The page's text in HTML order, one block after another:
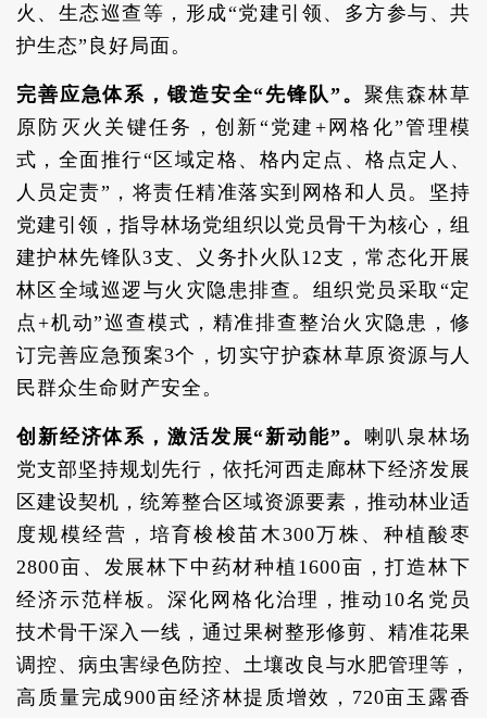
火、生态巡查等，形成“党建引领、多方参与、共
护生态”良好局面。
完善应急体系，锻造安全“先锋队”。 聚焦森林草
原防灭火关键任务，创新“党建+网格化”管理模
式，全面推行“区域定格、格内定点、格点定人、
人员定责”，将责任精准落实到网格和人员。坚持
党建引领，指导林场党组织以党员骨干为核心，组
建护林先锋队3支、义务扑火队12支，常态化开展
林区全域巡逻与火灾隐患排查。组织党员采取“定
点+机动”巡查模式，精准排查整治火灾隐患，修
订完善应急预案3个，切实守护森林草原资源与人
民群众生命财产安全。
创新经济体系，激活发展“新动能”。 喇叭泉林场
党支部坚持规划先行，依托河西走廊林下经济发展
区建设契机，统筹整合区域资源要素，推动林业适
度规模经营，培育梭梭苗木300万株、种植酸枣
2800亩、发展林下中药材种植1600亩，打造林下
经济示范样板。深化网格化治理，推动10名党员
技术骨干深入一线，通过果树整形修剪、精准花果
调控、病虫害绿色防控、土壤改良与水肥管理等，
高质量完成900亩经济林提质增效，720亩玉露香